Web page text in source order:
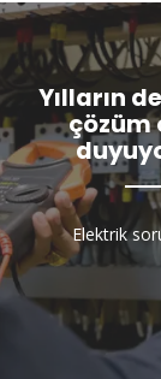
Yılların
çözüm
Elektrik